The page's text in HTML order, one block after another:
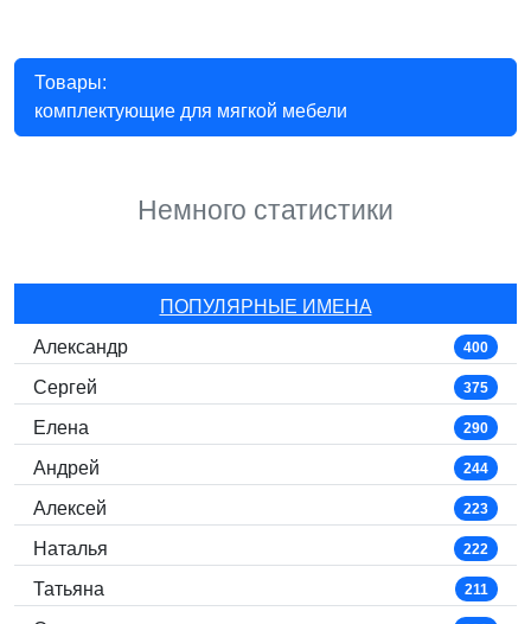
Товары:
комплектующие для мягкой мебели
Немного статистики
ПОПУЛЯРНЫЕ ИМЕНА
Александр
400
Сергей 375
Елена 290
Андрей 244
Алексей 223
Наталья 222
Татьяна 211